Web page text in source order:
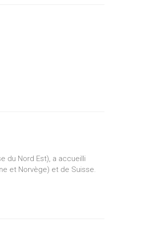
du Nord Est), a accueilli
et Norvège) et de Suisse.